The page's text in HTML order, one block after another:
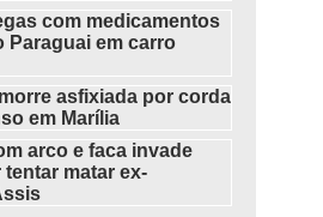
com medicamentos
Paraguai em carro
asfixiada por corda
em Marília
arco e faca invade
matar ex-